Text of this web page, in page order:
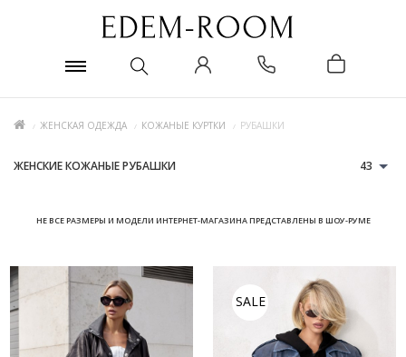
ЖЕНСКАЯ ОДЕЖДА КОЖАНЫЕ КУРТКИ РУБАШКИ
ЖЕНСКИЕ КОЖАНЫЕ РУБАШКИ
НЕ ВСЕ РАЗМЕРЫ И МОДЕЛИ ИНТЕРНЕТ-МАГАЗИНА ПРЕДСТАВЛЕНЫ В ШОУ-РУМЕ
43
SALE